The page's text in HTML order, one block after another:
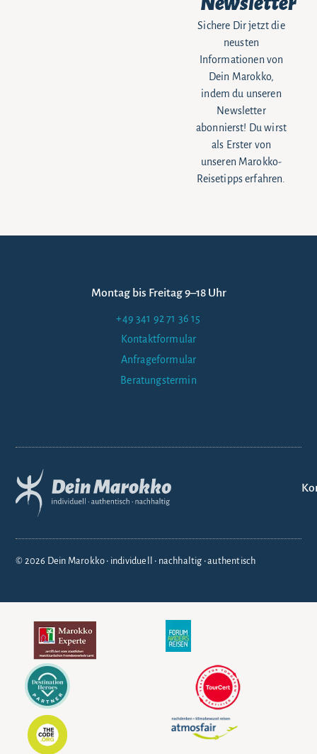
Sichere Dir jetzt die
neusten
Informationen von
Dein Marokko,
indem du unseren
Newsletter
abonnierst! Du wirst
als Erster von
unseren Marokko-
Reisetipps erfahren.
Montag bis Freitag 9–18 Uhr
+49 341 92 71 36 15
Kontaktformular
Anfrageformular
Beratungstermin
© 2026 Dein Marokko • individuell • nachhaltig • authentisch